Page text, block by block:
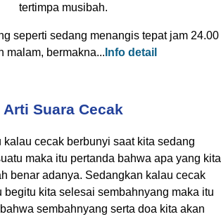
tertimpa musibah.
seperti sedang menangis tepat jam 24.00
malam, bermakna... Info detail
Arti Suara Cecak
kalau cecak berbunyi saat kita sedang
maka itu pertanda bahwa apa yang kita
benar adanya. Sedangkan kalau cecak
begitu kita selesai sembahnyang maka itu
sembahnyang serta doa kita akan